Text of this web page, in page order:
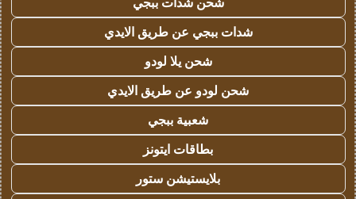
شدات ببجي عن طريق الايدي
شحن يلا لودو
شحن لودو عن طريق الايدي
شعبية ببجي
بطاقات ايتونز
بلايستيشن ستور